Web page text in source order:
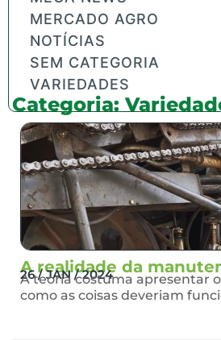
MERCADO AGRO
NOTÍCIAS
SEM CATEGORIA
VARIEDADES
Categoria:
A realidade da
26 / JAN / 2024
A teoria costuma apresentar
como as coisas deveriam